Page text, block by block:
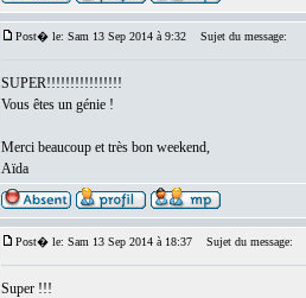
Post� le: Sam 13 Sep 2014 à 9:32 Sujet du message:
SUPER!!!!!!!!!!!!!!!!
Vous êtes un génie !
Merci beaucoup et très bon weekend,
Aïda
Post� le: Sam 13 Sep 2014 à 18:37 Sujet du message:
Super !!!